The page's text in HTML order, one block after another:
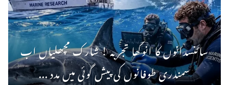
سائنسدانوں کا انوکھا تجربہ ! شارک مچھلیاں اب
سمندری طوفانوں کی پیش گوئی میں مدد ...